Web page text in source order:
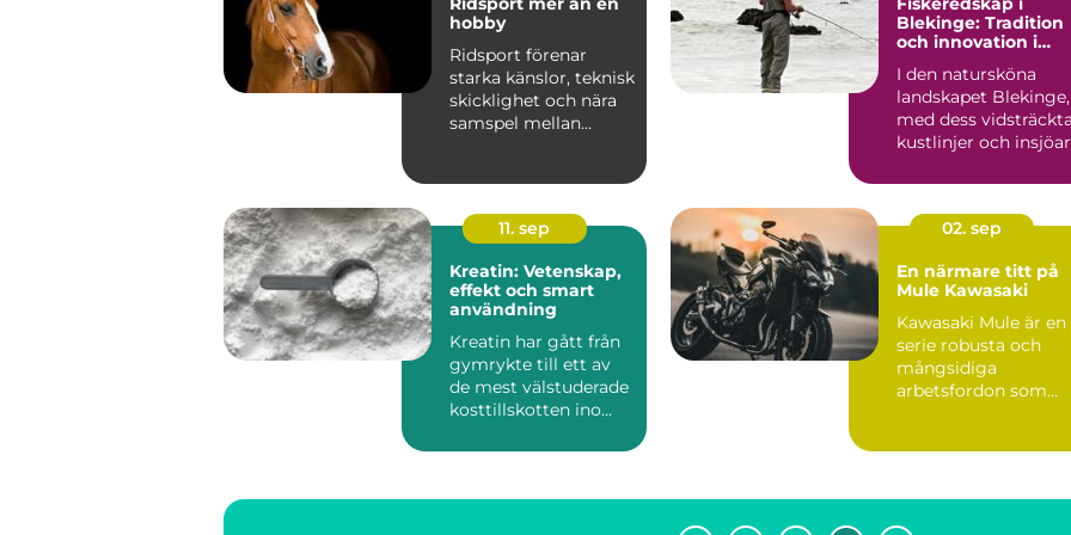
hobby
Ridsport förenar
starka känslor, teknisk
skicklighet och nära
samspel mellan
Blekinge: Tradition
och innovation i
I den natursköna
landskapet Blekinge,
med dess
kustlinjer och
11. sep
Kreatin: Vetenskap,
effekt och smart
användning
Kreatin har gått från
gymrykte till ett av
de mest välstuderade
kosttillskotten ino...
02. sep
En närmare titt på
Mule Kawasaki
Kawasaki Mule är en
serie robusta och
mångsidiga
arbetsfordon som